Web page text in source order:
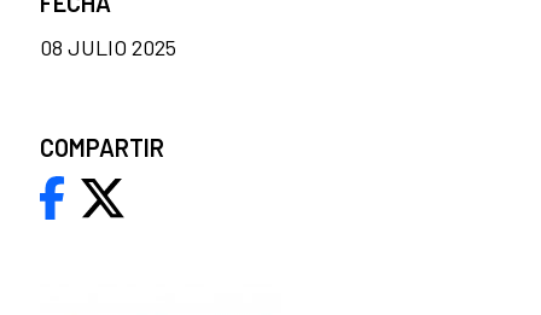
08 JULIO 2025
COMPARTIR